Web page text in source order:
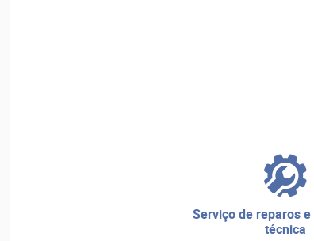
serviço de reparos e assistência
técnica